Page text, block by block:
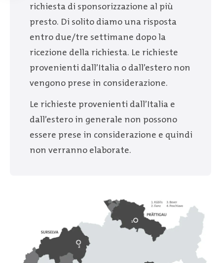
richiesta di sponsorizzazione al più
presto. Di solito diamo una risposta
entro due/tre settimane dopo la
ricezione della richiesta. Le richieste
provenienti dall’Italia o dall’estero non
vengono prese in considerazione.
Le richieste provenienti dall’Italia e
dall’estero in generale non possono
essere prese in considerazione e quindi
non verranno elaborate.